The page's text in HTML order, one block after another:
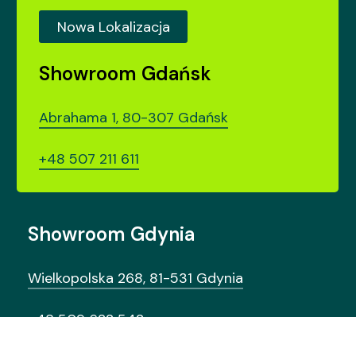
Nowa Lokalizacja
Showroom Gdańsk
Abrahama 1, 80-307 Gdańsk
+48 507 211 611
Showroom Gdynia
Wielkopolska 268, 81-531 Gdynia
+48 509 622 542